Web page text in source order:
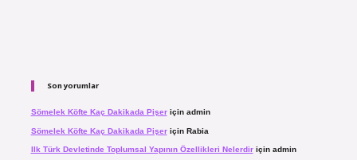
Son yorumlar
Sömelek Köfte Kaç Dakikada Pişeriçin admin
Sömelek Köfte Kaç Dakikada Pişeriçin Rabia
Ilk Türk Devletinde Toplumsal Yapının Özellikleri Nelerdiriçin admin